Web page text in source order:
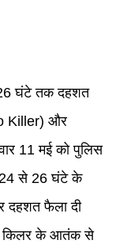
घंटे तक दहशत
Killer) और
11 मई को पुलिस
24 से 26 घंटे के
दहशत फैला दी
किलर के आतंक से